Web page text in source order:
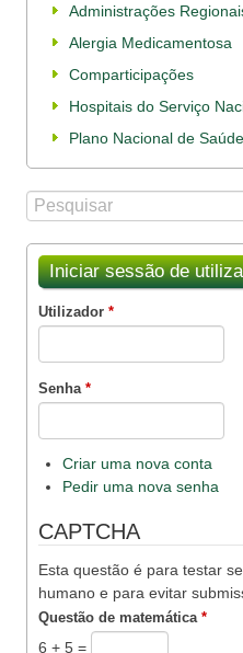
Administrações
Alergia Medicamentosa
Comparticipações
Hospitais do Serviço
Plano Nacional de Saúde
Formulário de
Procurar
Iniciar sessão de
Utilizador *
Senha *
Criar uma nova conta
Pedir uma nova senha
CAPTCHA
Esta questão é para testar
humano e para evitar
Questão de matemática *
6 + 5 =